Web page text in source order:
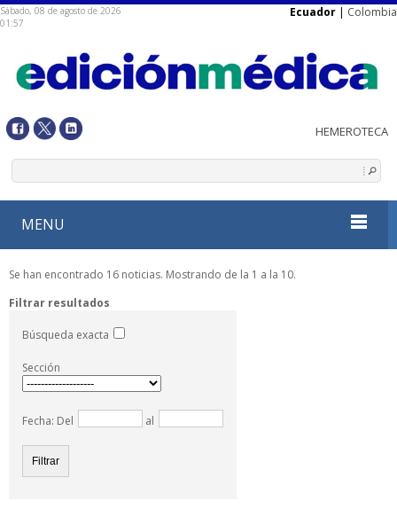
Sábado, 08 de agosto de 2026
01:57
Ecuador | Colombia
MENU
Se han encontrado 16 noticias. Mostrando de la 1 a la 10.
Filtrar resultados
Búsqueda exacta
Sección
Fecha: Del al